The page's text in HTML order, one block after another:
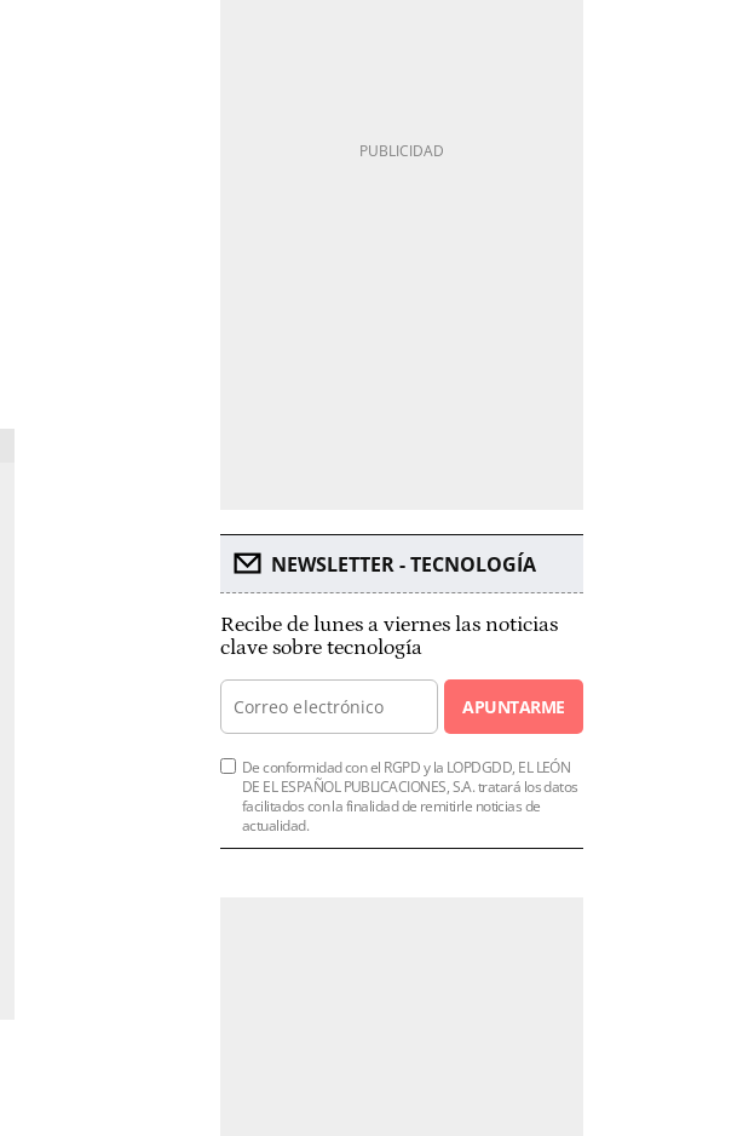
NEWSLETTER - TECNOLOGÍA
Recibe de lunes a viernes las noticias
clave sobre tecnología
APUNTARME
De conformidad con el RGPD y la LOPDGDD, EL LEÓN
DE EL ESPAÑOL PUBLICACIONES, S.A. tratará los datos
facilitados con la finalidad de remitirle noticias de
actualidad.